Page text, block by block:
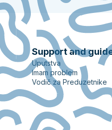
Support and
Uputstva
Imam problem
Vodič za Preduzetnike